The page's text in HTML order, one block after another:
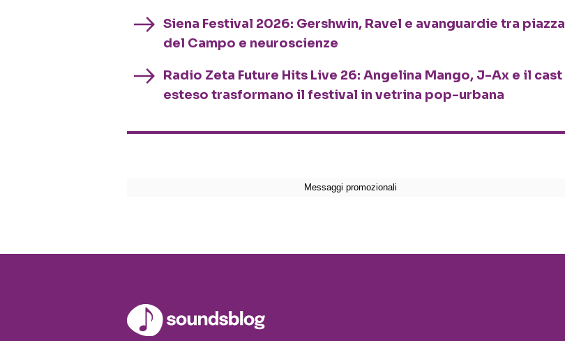
Siena Festival 2026: Gershwin, Ravel e avanguardie tra piazza
del Campo e neuroscienze
Radio Zeta Future Hits Live 26: Angelina Mango, J-Ax e il cast
esteso trasformano il festival in vetrina pop-urbana